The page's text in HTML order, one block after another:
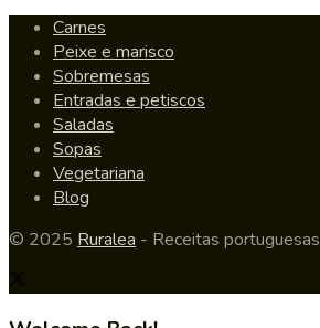
Carnes
Peixe e marisco
Sobremesas
Entradas e petiscos
Saladas
Sopas
Vegetariana
Blog
© 2025 Ruralea - Receitas